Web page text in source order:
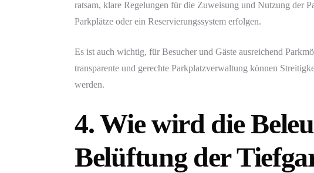
ratsam, klare Regelungen für die Zuweisung und Nutzung der
Parkplätze oder ein Reservierungssystem erfolgen.
Es ist auch wichtig, für Besucher und Gäste ausreichend
transparente und gerechte Parkplatzverwaltung können
werden.
4. Wie wird die
Belüftung der